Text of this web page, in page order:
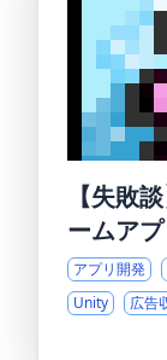
【失敗
ームア
アプリ開発
Unity
広告